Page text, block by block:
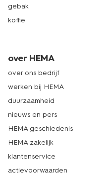
gebak
koffie
over HEMA
over ons bedrijf
werken bij HEMA
duurzaamheid
nieuws en pers
HEMA geschiedenis
HEMA zakelijk
klantenservice
actievoorwaarden